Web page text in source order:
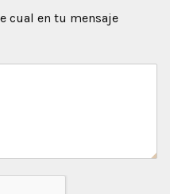
cual en tu mensaje